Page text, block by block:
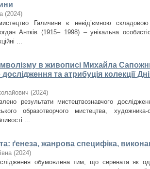
(2024)
Галичини є невід’ємною
Антків (1915– 1998) – унікальна
...
в живописі Михайла
та атрибуція колекції
(2024)
результати мистецтвознавчого
образотворчого мистецтва,
...
ґенеза, жанрова специфіка,
(2024)
обумовлена тим, що серената як